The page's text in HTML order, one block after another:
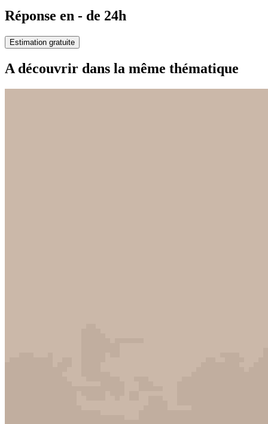
Réponse en - de 24h
Estimation gratuite
A découvrir dans la même thématique